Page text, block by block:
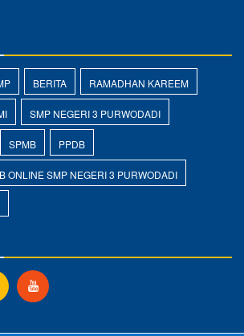
BERITA RAMADHAN KAREEM
SMP NEGERI 3 PURWODADI
SPMB PPDB
ONLINE SMP NEGERI 3 PURWODADI